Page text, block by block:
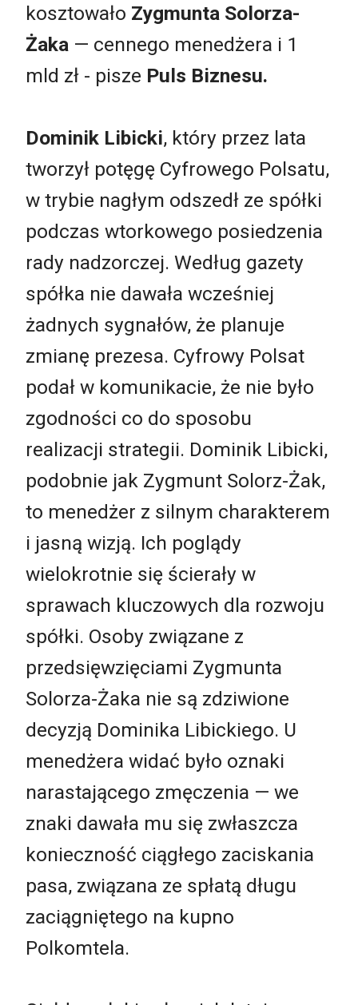
kosztowało Zygmunta Solorza-
Żaka — cennego menedżera i 1
mld zł - pisze Puls Biznesu.
Dominik Libicki, który przez lata
tworzył potęgę Cyfrowego Polsatu,
w trybie nagłym odszedł ze spółki
podczas wtorkowego posiedzenia
rady nadzorczej. Według gazety
spółka nie dawała wcześniej
żadnych sygnałów, że planuje
zmianę prezesa. Cyfrowy Polsat
podał w komunikacie, że nie było
zgodności co do sposobu
realizacji strategii. Dominik Libicki,
podobnie jak Zygmunt Solorz-Żak,
to menedżer z silnym charakterem
i jasną wizją. Ich poglądy
wielokrotnie się ścierały w
sprawach kluczowych dla rozwoju
spółki. Osoby związane z
przedsięwzięciami Zygmunta
Solorza-Żaka nie są zdziwione
decyzją Dominika Libickiego. U
menedżera widać było oznaki
narastającego zmęczenia — we
znaki dawała mu się zwłaszcza
konieczność ciągłego zaciskania
pasa, związana ze spłatą długu
zaciągniętego na kupno
Polkomtela.